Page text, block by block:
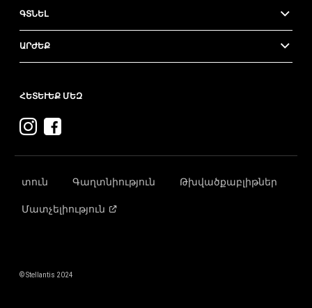
ԳՏՆԵԼ
ԱՐԺԵՔ
ՀԵՏԵՒԵՔ ՄԵԶ
Այցելեք
Instagram-
ում
Այցելեք
ը
Facebook-
տուն Գաղտնիություն Թխվածքաբլիթներ
Մատչելիություն
© Stellantis 2024